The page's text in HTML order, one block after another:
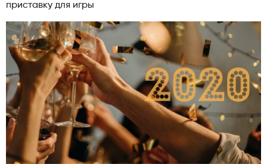
приставку для игры